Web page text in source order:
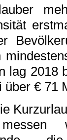
lag 2018
über € 71